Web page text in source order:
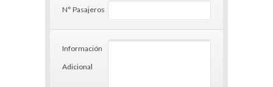
N° Pasajeros
Información
Adicional